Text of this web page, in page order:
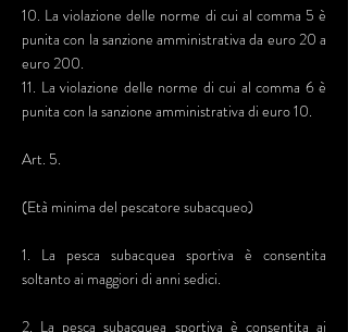
10. La violazione delle norme di cui al comma 5 è
punita con la sanzione amministrativa da euro 20 a
euro 200.
11. La violazione delle norme di cui al comma 6 è
punita con la sanzione amministrativa di euro 10.
Art. 5.
(Età minima del pescatore subacqueo)
1. La pesca subacquea sportiva è consentita
soltanto ai maggiori di anni sedici.
2. La pesca subacquea sportiva è consentita ai